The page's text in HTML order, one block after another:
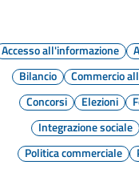
Accesso all'informazione
Bilancio
Commercio
Concorsi
Elezioni
Integrazione sociale
Politica commerciale